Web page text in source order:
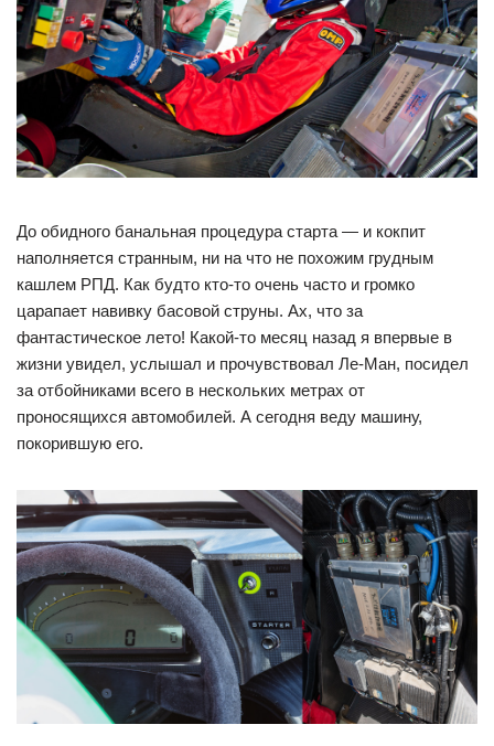
До обидного банальная процедура старта — и кокпит
наполняется странным, ни на что не похожим грудным
кашлем РПД. Как будто кто-то очень часто и громко
царапает навивку басовой струны. Ах, что за
фантастическое лето! Какой-то месяц назад я впервые в
жизни увидел, услышал и прочувствовал Ле-Ман, посидел
за отбойниками всего в нескольких метрах от
проносящихся автомобилей. А сегодня веду машину,
покорившую его.